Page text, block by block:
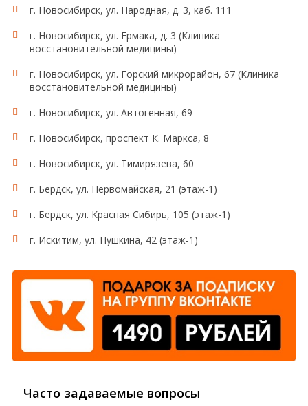
г. Новосибирск, ул. Народная, д. 3, каб. 111
г. Новосибирск, ул. Ермака, д. 3 (Клиника
восстановительной медицины)
г. Новосибирск, ул. Горский микрорайон, 67 (Клиника
восстановительной медицины)
г. Новосибирск, ул. Автогенная, 69
г. Новосибирск, проспект К. Маркса, 8
г. Новосибирск, ул. Тимирязева, 60
г. Бердск, ул. Первомайская, 21 (этаж-1)
г. Бердск, ул. Красная Сибирь, 105 (этаж-1)
г. Искитим, ул. Пушкина, 42 (этаж-1)
Часто задаваемые вопросы